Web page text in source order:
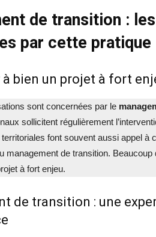
de transition :
par cette pratique
à bien un projet à fort
sont concernées par le
sollicitent régulièrement
font souvent aussi appel à
management de transition.
à fort enjeu.
de transition : une